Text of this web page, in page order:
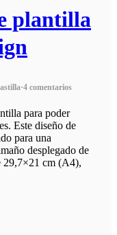
plantilla
·4 comentarios
para poder
Este diseño de
para una
desplegado de
29,7×21 cm (A4),